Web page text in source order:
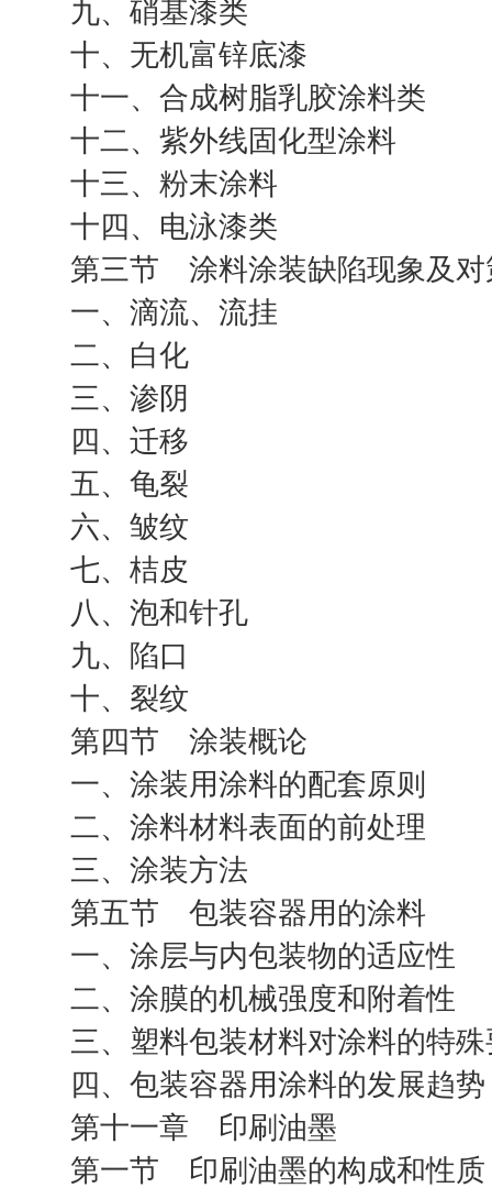
九、硝基漆类
十、无机富锌底漆
十一、合成树脂乳胶涂料类
十二、紫外线固化型涂料
十三、粉末涂料
十四、电泳漆类
第三节 涂料涂装缺陷现象及对
一、滴流、流挂
二、白化
三、渗阴
四、迁移
五、龟裂
六、皱纹
七、桔皮
八、泡和针孔
九、陷口
十、裂纹
第四节 涂装概论
一、涂装用涂料的配套原则
二、涂料材料表面的前处理
三、涂装方法
第五节 包装容器用的涂料
一、涂层与内包装物的适应性
二、涂膜的机械强度和附着性
三、塑料包装材料对涂料的特
四、包装容器用涂料的发展趋势
第十一章 印刷油墨
第一节 印刷油墨的构成和性质